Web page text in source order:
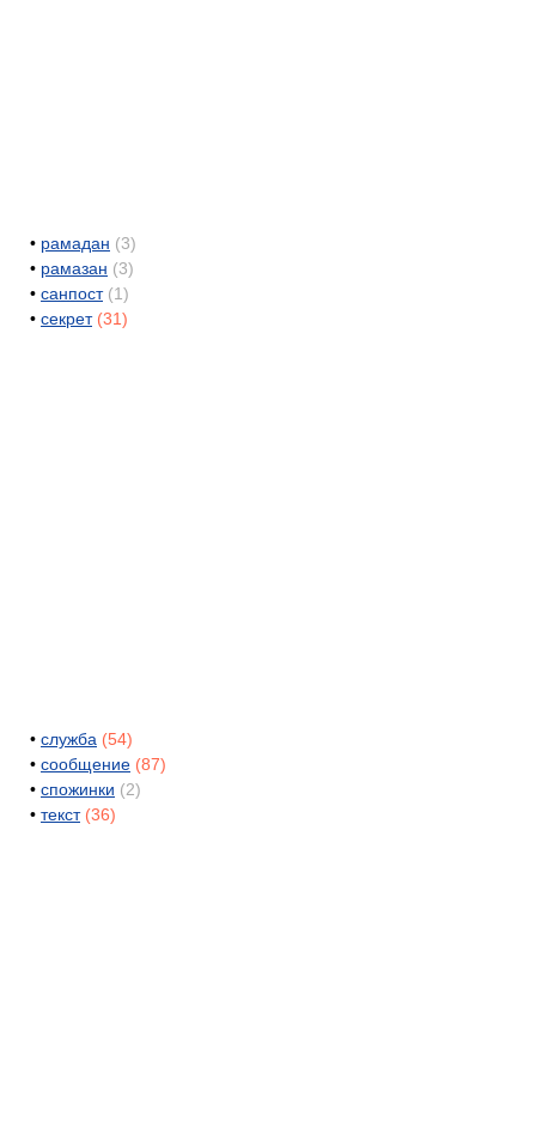
• рамадан (3)
• рамазан (3)
• санпост (1)
• секрет (31)
• служба (54)
• сообщение (87)
• спожинки (2)
• текст (36)